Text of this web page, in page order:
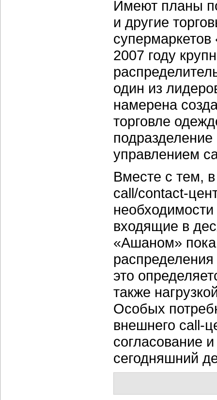
Имеют планы
и другие
2007 году
один из
намерена
торговле
управлением
Вместе с тем,
call/contact-
входящие в
«Ашаном» пока
это
также
Особых
внешнего call-
согласование
сегодняшний